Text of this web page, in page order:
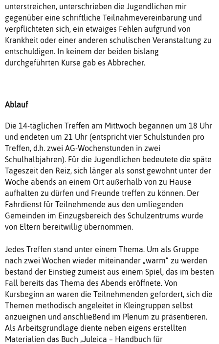
unterstreichen, unterschrieben die Jugendlichen mir
gegenüber eine schriftliche Teilnahmevereinbarung und
verpflichteten sich, ein etwaiges Fehlen aufgrund von
Krankheit oder einer anderen schulischen Veranstaltung zu
entschuldigen. In keinem der beiden bislang
durchgeführten Kurse gab es Abbrecher.
Ablauf
Die 14-täglichen Treffen am Mittwoch begannen um 18 Uhr
und endeten um 21 Uhr (entspricht vier Schulstunden pro
Treffen, d.h. zwei AG-Wochenstunden in zwei
Schulhalbjahren). Für die Jugendlichen bedeutete die späte
Tageszeit den Reiz, sich länger als sonst gewohnt unter der
Woche abends an einem Ort außerhalb von zu Hause
aufhalten zu dürfen und Freunde treffen zu können. Der
Fahrdienst für Teilnehmende aus den umliegenden
Gemeinden im Einzugsbereich des Schulzentrums wurde
von Eltern bereitwillig übernommen.
Jedes Treffen stand unter einem Thema. Um als Gruppe
nach zwei Wochen wieder miteinander „warm“ zu werden
bestand der Einstieg zumeist aus einem Spiel, das im besten
Fall bereits das Thema des Abends eröffnete. Von
Kursbeginn an waren die Teilnehmenden gefordert, sich die
Themen methodisch angeleitet in Kleingruppen selbst
anzueignen und anschließend im Plenum zu präsentieren.
Als Arbeitsgrundlage diente neben eigens erstellten
Materialien das Buch „Juleica – Handbuch für